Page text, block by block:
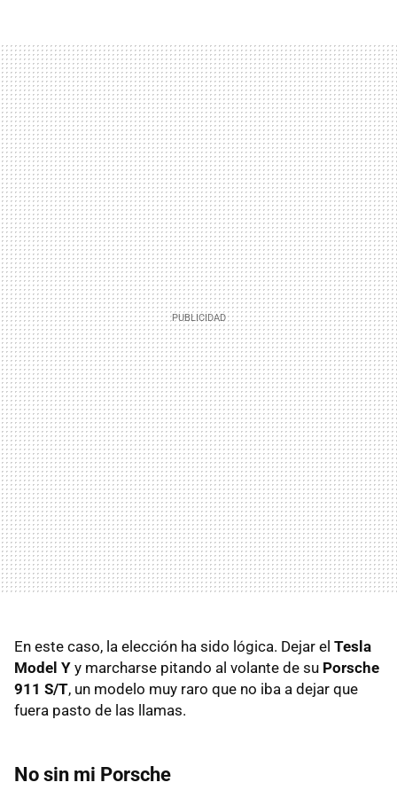
En este caso, la elección ha sido lógica. Dejar el Tesla
Model Y y marcharse pitando al volante de su Porsche
911 S/T, un modelo muy raro que no iba a dejar que
fuera pasto de las llamas.
No sin mi Porsche